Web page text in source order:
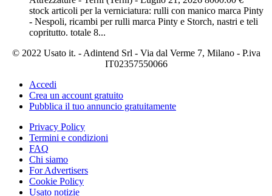
stock articoli per la verniciatura: rulli con manico marca Pinty
- Nespoli, ricambi per rulli marca Pinty e Storch, nastri e teli
copritutto. totale 8...
© 2022 Usato it. - Adintend Srl - Via dal Verme 7, Milano - P.iva
IT02357550066
Accedi
Crea un account gratuito
Pubblica il tuo annuncio gratuitamente
Privacy Policy
Termini e condizioni
FAQ
Chi siamo
For Advertisers
Cookie Policy
Usato notizie